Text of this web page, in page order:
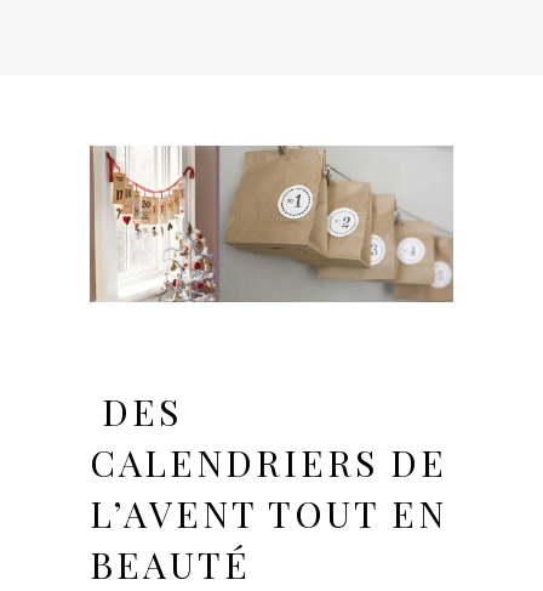
DES
CALENDRIERS DE
L’AVENT TOUT EN
BEAUTÉ